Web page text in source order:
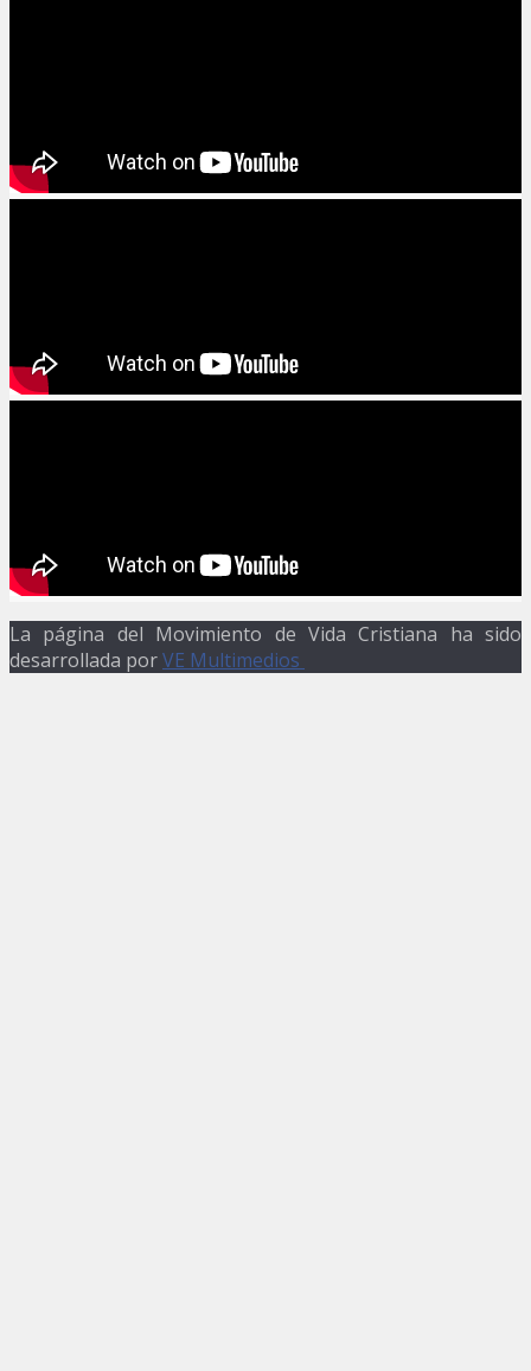
La página del Movimiento de Vida Cristiana ha sido
desarrollada porVE Multimedios